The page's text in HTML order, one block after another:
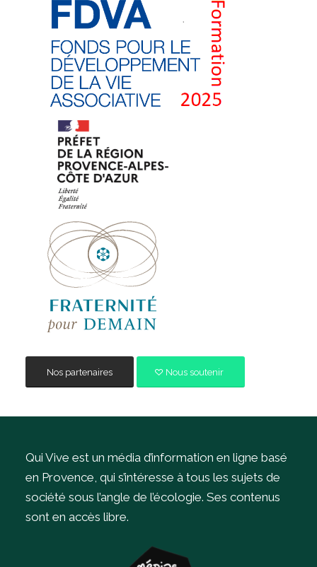
Nos partenaires Nous soutenir
Qui Vive est un média d’information en ligne basé
en Provence, qui s’intéresse à tous les sujets de
société sous l’angle de l’écologie. Ses contenus
sont en accès libre.